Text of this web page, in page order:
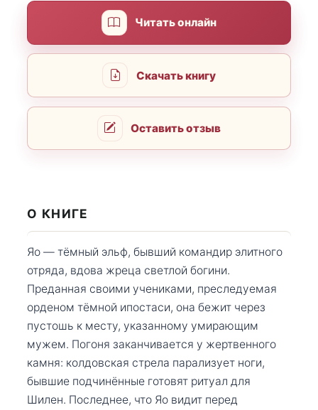
Читать онлайн
Скачать книгу
Оставить отзыв
О КНИГЕ
Яо — тёмный эльф, бывший командир элитного
отряда, вдова жреца светлой богини.
Преданная своими учениками, преследуемая
орденом тёмной ипостаси, она бежит через
пустошь к месту, указанному умирающим
мужем. Погоня заканчивается у жертвенного
камня: колдовская стрела парализует ноги,
бывшие подчинённые готовят ритуал для
Шилен. Последнее, что Яо видит перед